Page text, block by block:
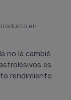
en
no la cambié
es
rendimiento